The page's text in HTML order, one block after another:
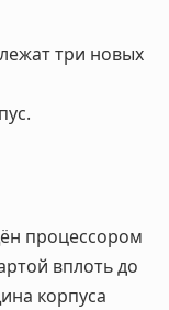
три новых
процессором
вплоть до
корпуса